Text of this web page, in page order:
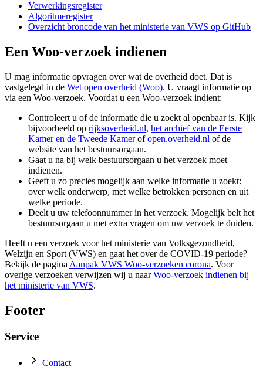
Verwerkingsregister
Algoritmeregister
Overzicht broncode van het ministerie van VWS op GitHub
Een Woo-verzoek indienen
U mag informatie opvragen over wat de overheid doet. Dat is
vastgelegd in de Wet open overheid (Woo). U vraagt informatie op
via een Woo-verzoek. Voordat u een Woo-verzoek indient:
Controleert u of de informatie die u zoekt al openbaar is. Kijk
bijvoorbeeld op rijksoverheid.nl, het archief van de Eerste
Kamer en de Tweede Kamerofopen.overheid.nl of de
website van het bestuursorgaan.
Gaat u na bij welk bestuursorgaan u het verzoek moet
indienen.
Geeft u zo precies mogelijk aan welke informatie u zoekt:
over welk onderwerp, met welke betrokken personen en uit
welke periode.
Deelt u uw telefoonnummer in het verzoek. Mogelijk belt het
bestuursorgaan u met extra vragen om uw verzoek te duiden.
Heeft u een verzoek voor het ministerie van Volksgezondheid,
Welzijn en Sport (VWS) en gaat het over de COVID-19 periode?
Bekijk de pagina Aanpak VWS Woo-verzoeken corona. Voor
overige verzoeken verwijzen wij u naarWoo-verzoek indienen bij
het ministerie van VWS.
Footer
Service
Contact